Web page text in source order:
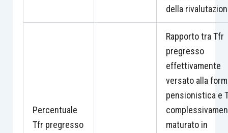
della
Percentuale
Tfr pregresso
Rapporto tra Tfr
pregresso
effettivamente
versato alla
pensionistica e
maturato in